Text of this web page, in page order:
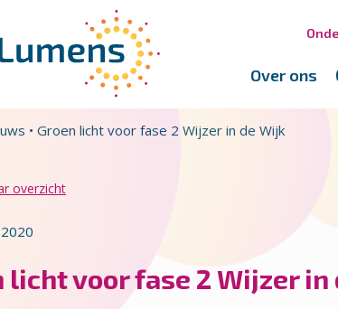
Over ons
• Groen licht voor fase 2 Wijzer in de Wijk
overzicht
licht voor fase 2 Wijzer in